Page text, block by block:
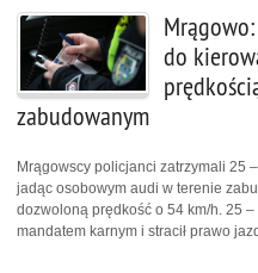
do
zabudowanym
Mrągowscy policjanci zatrzymali 25
jadąc osobowym audi w terenie
dozwoloną prędkość o 54 km/h. 25 –
mandatem karnym i stracił prawo